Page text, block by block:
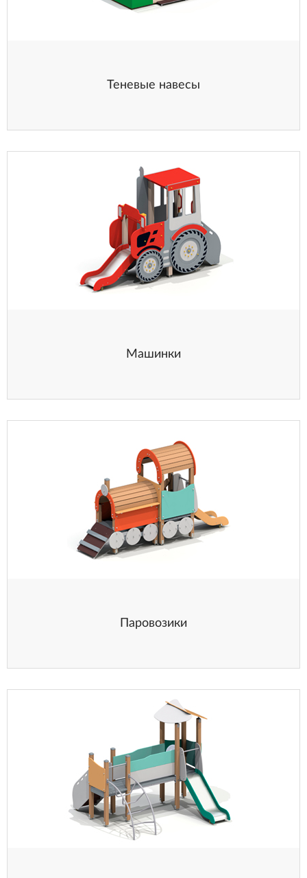
Теневые навесы
Машинки
Паровозики